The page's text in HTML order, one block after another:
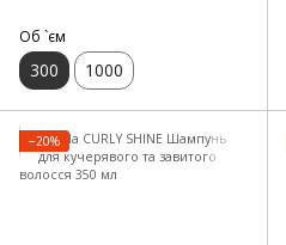
Об `єм
300 1000
−20%